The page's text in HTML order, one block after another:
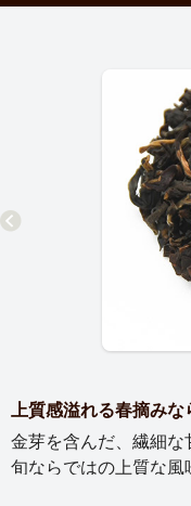
上質感溢れる春摘み
金芽を含んだ、繊細な
旬ならではの上質な風